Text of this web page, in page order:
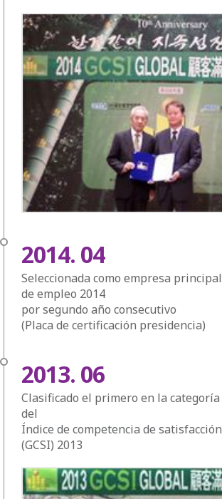
2014. 04
Seleccionada como empresa
de empleo 2014
por segundo año consecutivo
(Placa de certificación presidencia)
2013. 06
Clasificado el primero en la
del
Índice de competencia de
(GCSI) 2013